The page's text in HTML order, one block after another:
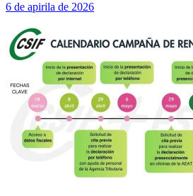
6 de apirila de 2026